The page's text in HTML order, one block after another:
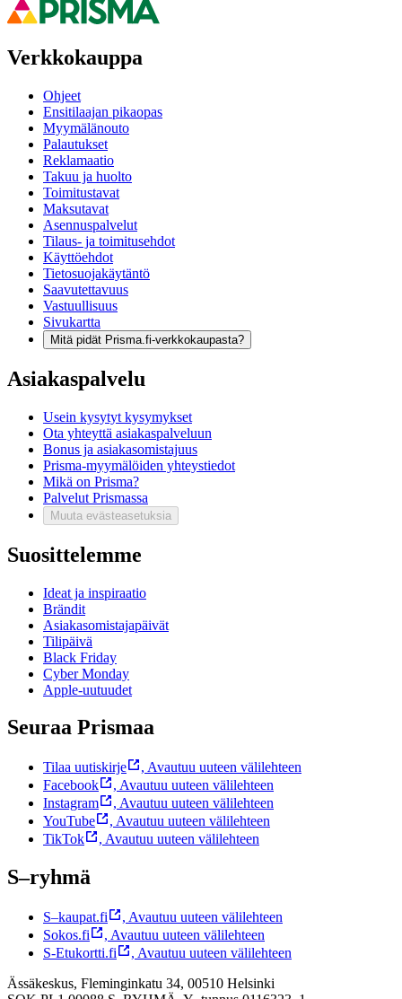
Verkkokauppa
Ohjeet
Ensitilaajan pikaopas
Myymälänouto
Palautukset
Reklamaatio
Takuu ja huolto
Toimitustavat
Maksutavat
Asennuspalvelut
Tilaus- ja toimitusehdot
Käyttöehdot
Tietosuojakäytäntö
Saavutettavuus
Vastuullisuus
Sivukartta
Mitä pidät Prisma.fi-verkkokaupasta?
Asiakaspalvelu
Usein kysytyt kysymykset
Ota yhteyttä asiakaspalveluun
Bonus ja asiakasomistajuus
Prisma-myymälöiden yhteystiedot
Mikä on Prisma?
Palvelut Prismassa
Muuta evästeasetuksia
Suosittelemme
Ideat ja inspiraatio
Brändit
Asiakasomistajapäivät
Tilipäivä
Black Friday
Cyber Monday
Apple-uutuudet
Seuraa Prismaa
Tilaa uutiskirje , Avautuu uuteen välilehteen
Facebook
, Avautuu uuteen välilehteen
Instagram
, Avautuu uuteen välilehteen
YouTube
, Avautuu uuteen välilehteen
TikTok
, Avautuu uuteen välilehteen
S–ryhmä
S–kaupat.fi , Avautuu uuteen välilehteen
Sokos.fi
, Avautuu uuteen välilehteen
S-Etukortti.fi
, Avautuu uuteen välilehteen
Ässäkeskus, Fleminginkatu 34, 00510 Helsinki